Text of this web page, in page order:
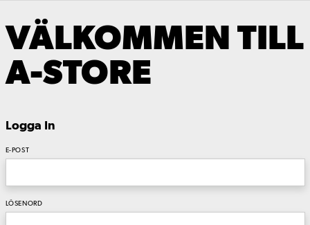
VÄLKOMMEN TILL
A-STORE
Logga In
E-POST
LÖSENORD